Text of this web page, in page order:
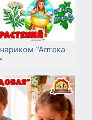
"Аптека